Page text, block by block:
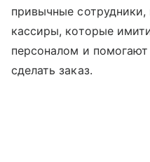
привычные
кассиры, которые
персоналом и
сделать заказ.